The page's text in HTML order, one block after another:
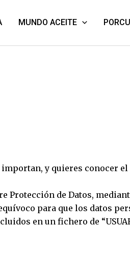
MUNDO ACEITE
y quieres conocer
Protección de Datos,
para que los datos
en un fichero de